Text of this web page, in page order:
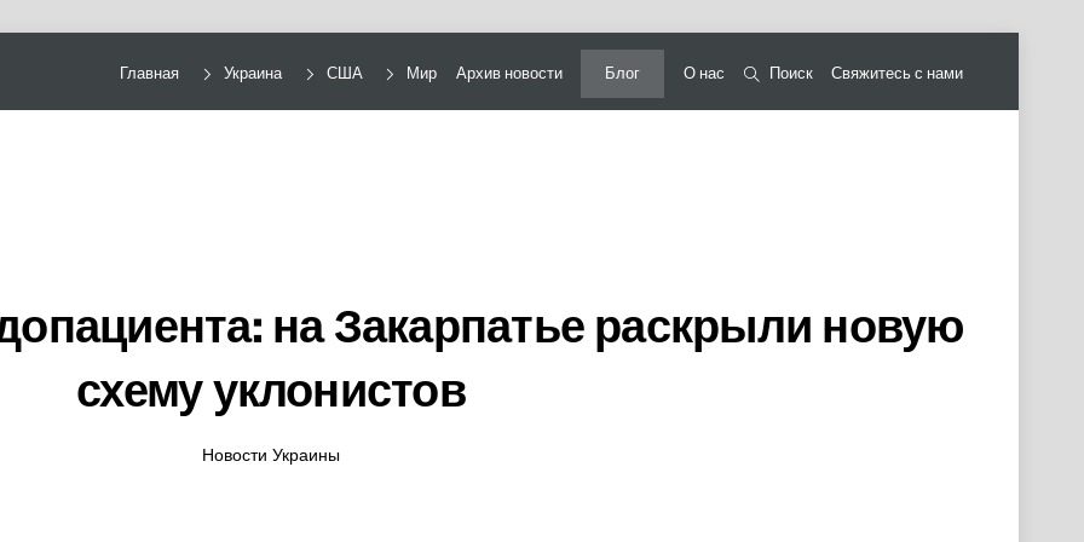
Главная Украина США Мир Архив новости Блог О нас Поиск Свяжитесь с нами
на Закарпатье раскрыли новую
схему уклонистов
Новости Украины